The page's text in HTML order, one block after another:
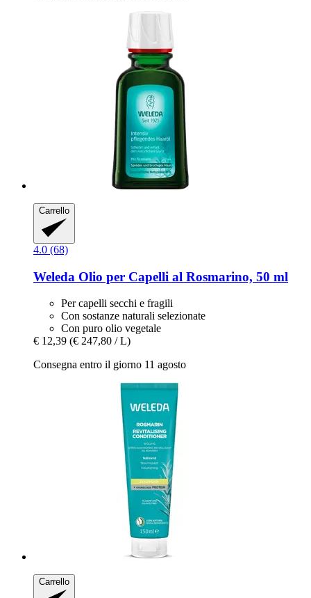
Carrello
4.0 (68)
Weleda Olio per Capelli al Rosmarino, 50 ml
Per capelli secchi e fragili
Con sostanze naturali selezionate
Con puro olio vegetale
€ 12,39 (€ 247,80 / L)
Consegna entro il giorno 11 agosto
Carrello